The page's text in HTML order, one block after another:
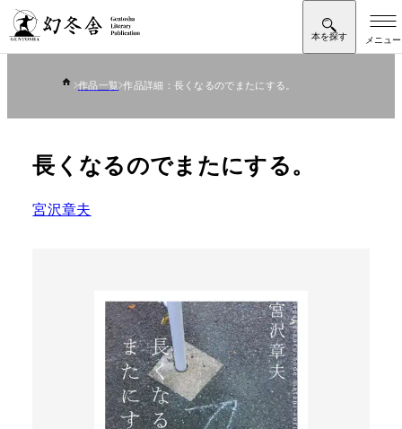
作品一覧 作品詳細：長くなるのでまたにする。
長くなるのでまたにする。
宮沢章夫